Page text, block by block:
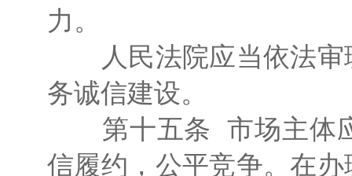
力。
人民法院应当依法审
务诚信建设。
第十五条 市场主体应
信履约，公平竞争。在